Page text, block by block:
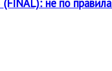
не по